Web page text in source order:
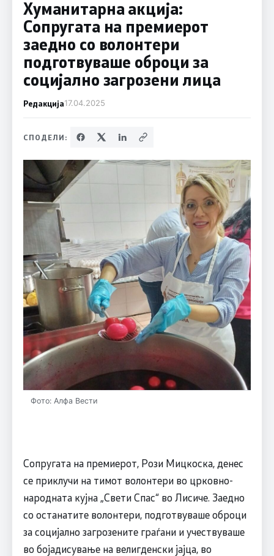
Хуманитарна акција:
Сопругата на премиерот
заедно со волонтери
подготвуваше оброци за
социјално загрозени лица
Редакција17.04.2025
СПОДЕЛИ:
Фото: Алфа Вести
Сопругата на премиерот, Рози Мицкоска, денес
се приклучи на тимот волонтери во црковно-
народната кујна „Свети Спас“ во Лисиче. Заедно
со останатите волонтери, подготвуваше оброци
за социјално загрозените граѓани и учествуваше
во бојадисување на велигденски јајца, во